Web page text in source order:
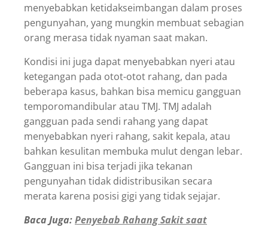
menyebabkan ketidakseimbangan dalam proses
pengunyahan, yang mungkin membuat sebagian
orang merasa tidak nyaman saat makan.
Kondisi ini juga dapat menyebabkan nyeri atau
ketegangan pada otot-otot rahang, dan pada
beberapa kasus, bahkan bisa memicu gangguan
temporomandibular atau TMJ. TMJ adalah
gangguan pada sendi rahang yang dapat
menyebabkan nyeri rahang, sakit kepala, atau
bahkan kesulitan membuka mulut dengan lebar.
Gangguan ini bisa terjadi jika tekanan
pengunyahan tidak didistribusikan secara
merata karena posisi gigi yang tidak sejajar.
Baca Juga:Penyebab Rahang Sakit saat